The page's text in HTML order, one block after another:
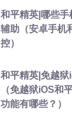
和平精英|哪些
辅助（安卓手机
控）
和平精英|免越
（免越狱iOS和
功能有哪些？）